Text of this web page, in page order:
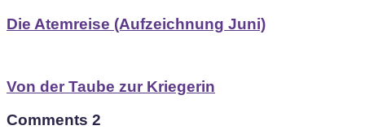
Die Atemreise (Aufzeichnung Juni)
Von der Taube zur Kriegerin
Comments 2